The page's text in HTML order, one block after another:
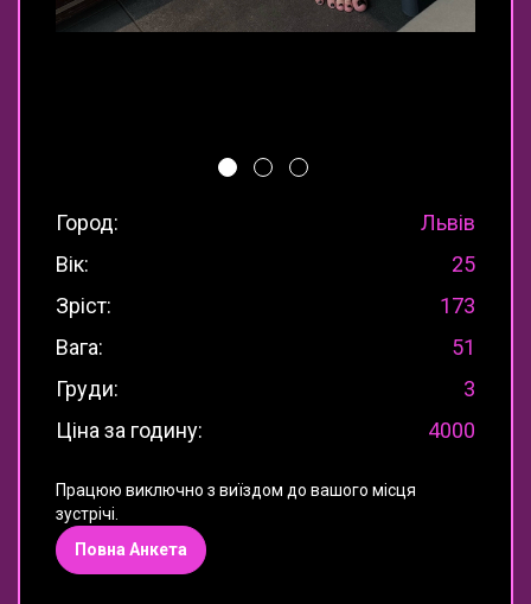
Город:
Львів
Вік:
25
Зріст:
173
Вага:
51
Груди:
3
Ціна за годину:
4000
Працюю виключно з виїздом до вашого місця
зустрічі.
Повна Анкета